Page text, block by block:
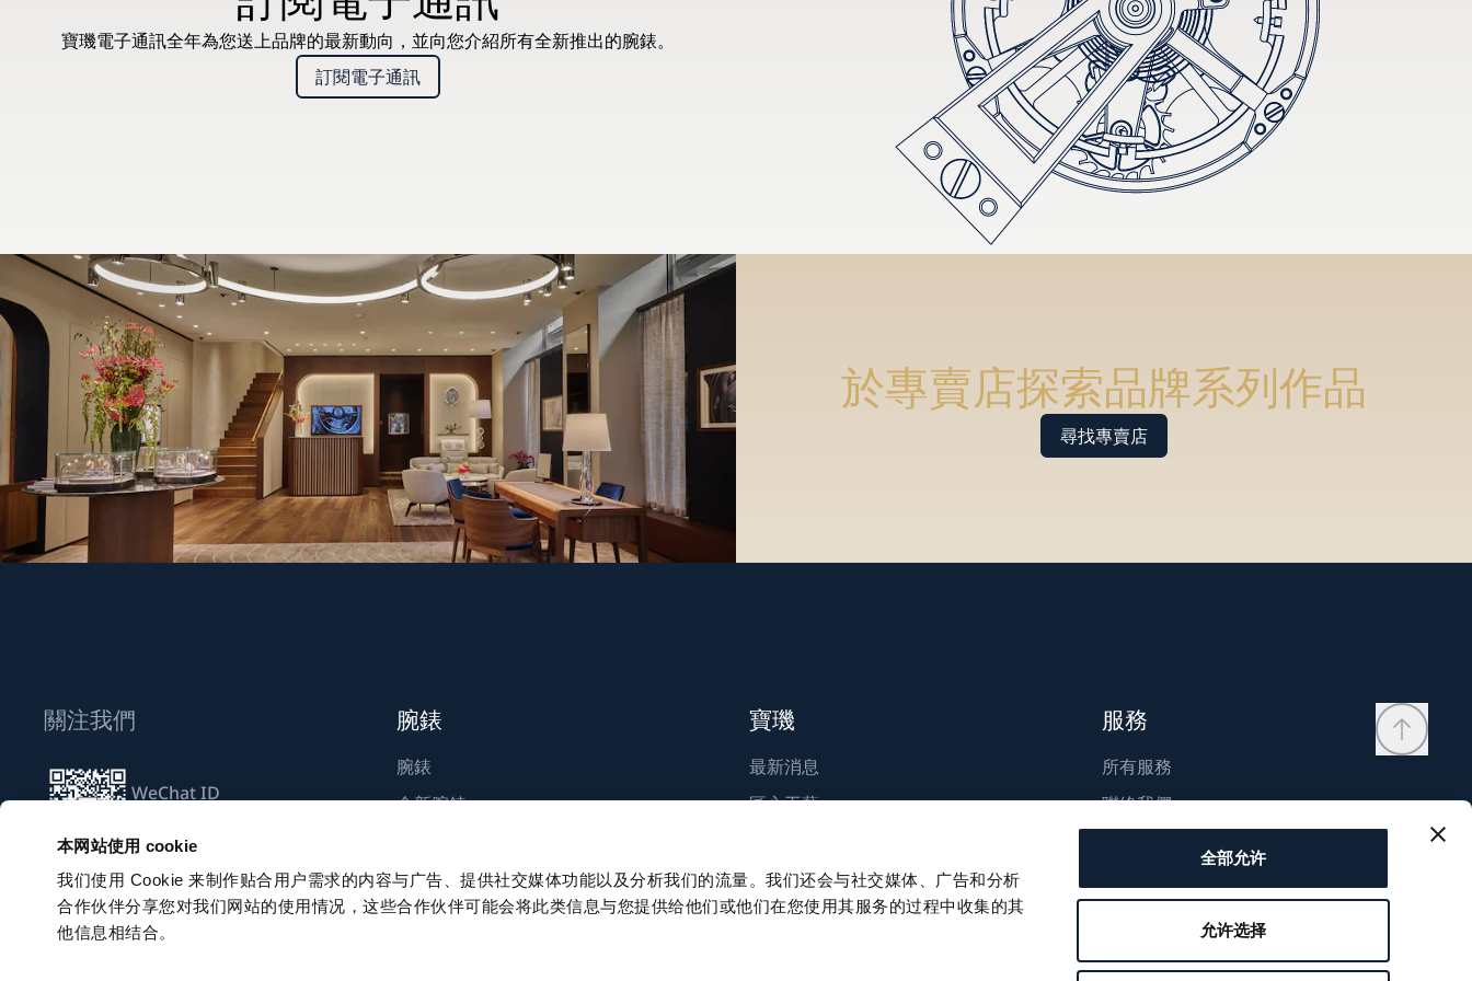
本网站使用 cookie
我们使用 Cookie 来制作贴合用户需求的内容与广告、提供社交媒体功能以及分析我们的流量。我们还会与社交媒体、广告和分析
合作伙伴分享您对我们网站的使用情况，这些合作伙伴可能会将此类信息与您提供给他们或他们在您使用其服务的过程中收集的其
他信息相结合。
全部允许
允许选择
寶璣電子通訊全年為您送上品牌的最新動向，並向您介紹所有全新推出的腕錶。
訂閱電子通訊
於專賣店探索品牌系列作品
尋找專賣店
關注我們
WeChat ID
訂閱電子通訊
腕錶
腕錶
全新腕錶
寶璣
最新消息
匠心工藝
永續發展
職涯發展
服務
所有服務
聯絡我們